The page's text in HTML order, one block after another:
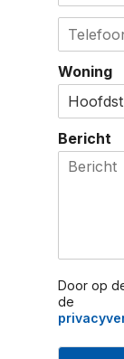
o
g
s
e
e
a
m
m
i
l
*
e
o
o
n
r
*
Woning
Bericht
Door op
de